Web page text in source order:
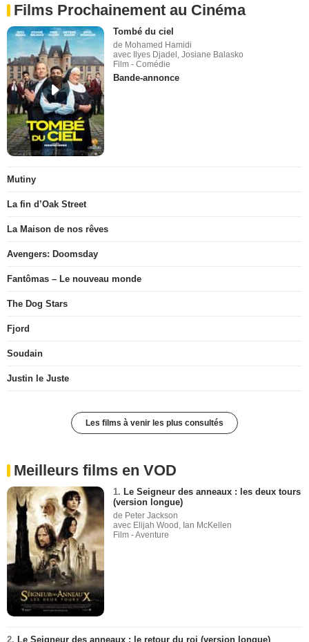
Films Prochainement au Cinéma
Tombé du ciel
de Mohamed Hamidi
avec Ilyes Djadel, Josiane Balasko
Film - Comédie
Bande-annonce
Mutiny
La fin d’Oak Street
La Maison de nos rêves
Avengers: Doomsday
Fantômas – Le nouveau monde
The Dog Stars
Fjord
Soudain
Justin le Juste
Les films à venir les plus consultés
Meilleurs films en VOD
1. Le Seigneur des anneaux : les deux tours
(version longue)
de Peter Jackson
avec Elijah Wood, Ian McKellen
Film - Aventure
2. Le Seigneur des anneaux : le retour du roi (version longue)